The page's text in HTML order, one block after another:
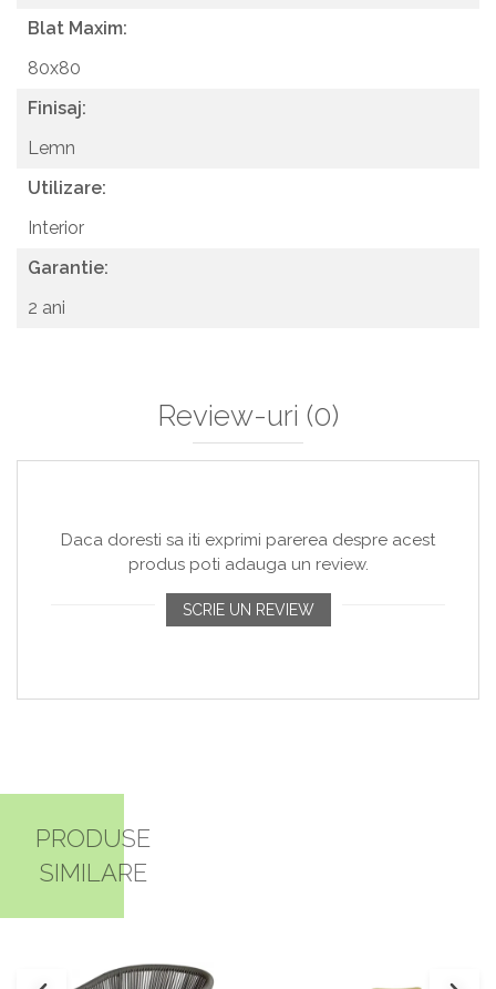
Blat Maxim:
80x80
Finisaj:
Lemn
Utilizare:
Interior
Garantie:
2 ani
Review-uri (0)
Daca doresti sa iti exprimi parerea despre acest
produs poti adauga un review.
SCRIE UN REVIEW
PRODUSE
SIMILARE